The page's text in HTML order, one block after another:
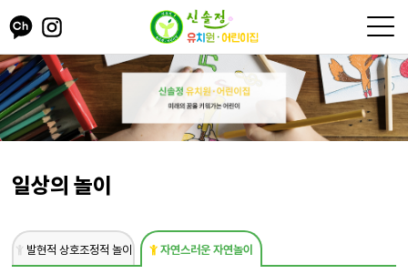
일상의 놀이
발현적 상호조정적 놀이 자연스러운 자연놀이